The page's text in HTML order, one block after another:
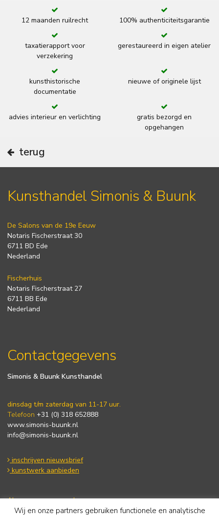
12 maanden ruilrecht 100% authenticiteitsgarantie
taxatierapport voor
verzekering
gerestaureerd in eigen atelier
kunsthistorische
documentatie
nieuwe of originele lijst
advies interieur en verlichting
gratis bezorgd en
opgehangen
terug
Kunsthandel Simonis & Buunk
De Salons van de 19e Eeuw
Notaris Fischerstraat 30
6711 BD Ede
Nederland
Fischerhuis
Notaris Fischerstraat 27
6711 BB Ede
Nederland
Contactgegevens
Simonis & Buunk Kunsthandel
dinsdag t/m zaterdag van 11-17 uur.
Telefoon +31 (0) 318 652888
www.simonis-buunk.nl
info@simonis-buunk.nl
inschrijven nieuwsbrief
kunstwerk aanbieden
Algemene voorwaarden
Privacy statement
Wij en onze partners gebruiken functionele en analytische